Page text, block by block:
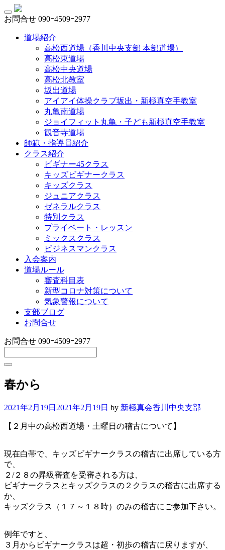
お問合せ 090ｰ4509ｰ2977
道場紹介
高松西道場（香川中央支部 本部道場）
高松東道場
高松中央道場
高松北教室
坂出道場
アイアイ体操クラブ坂出・新極真空手教室
丸亀南道場
ジョイフィット丸亀・子ども新極真空手教室
観音寺道場
師範・指導員紹介
クラス紹介
ビギナー45クラス
キッズビギナークラス
キッズクラス
ジュニアクラス
ゼネラルクラス
特別クラス
プライベート・レッスン
ミックスクラス
ビジネスマンクラス
入会案内
道場ルール
審査科目表
新型コロナ対策について
気象警報について
支部ブログ
お問合せ
お問合せ 090ｰ4509ｰ2977
春から
2021年2月19日 2021年2月19日 by 新極真会香川中央支部
【２月中の高松西道場・土曜日の稽古について】
現在白帯で、キッズビギナークラスの稽古に出席している方
で、
２/２８の昇級審査を受審される方は、
ビギナークラスとキッズクラスの２クラスの稽古に出席する
か、
キッズクラス（１７～１８時）のみの稽古にご参加下さい。
例年ですと、
３月からビギナークラスは超・初歩の稽古に戻りますが、